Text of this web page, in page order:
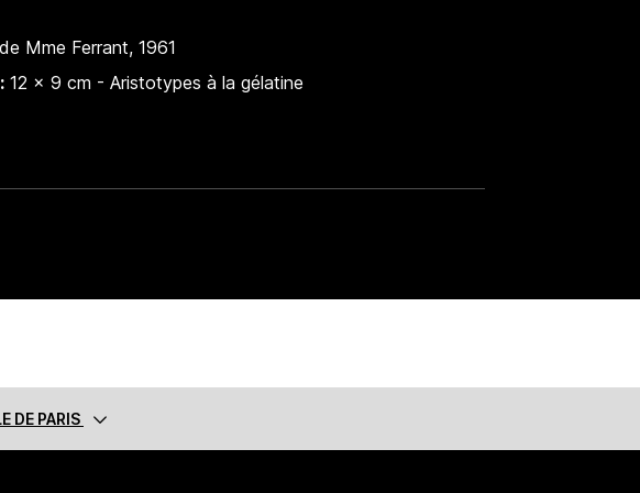
Mme Ferrant, 1961
12 x 9 cm - Aristotypes à la gélatine
www.palaisgalliera.paris.fr/collections/les-collections-du-musee/
DE PARIS